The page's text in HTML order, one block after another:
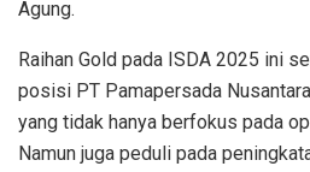
Agung.
Raihan Gold pada ISDA 2025 ini
posisi PT Pamapersada
yang tidak hanya berfokus pada
Namun juga peduli pada